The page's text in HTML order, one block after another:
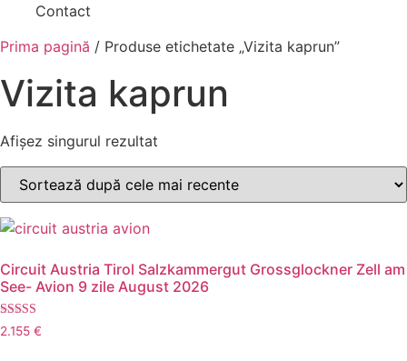
Contact
Prima pagină / Produse etichetate „Vizita kaprun”
Vizita kaprun
Afișez singurul rezultat
Circuit Austria Tirol Salzkammergut Grossglockner Zell am
See- Avion 9 zile August 2026
Evaluat la
5.00
2.155 €